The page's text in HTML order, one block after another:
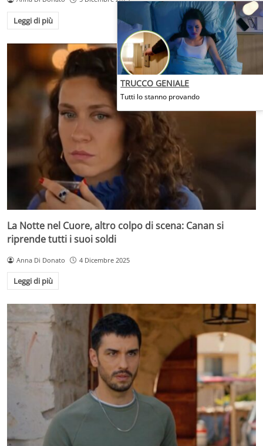
Leggi di più
La Notte nel Cuore, altro colpo di scena: Canan si
riprende tutti i suoi soldi
Anna Di Donato 4 Dicembre 2025
Leggi di più
TRUCCO GENIALE
Tutti lo stanno provando